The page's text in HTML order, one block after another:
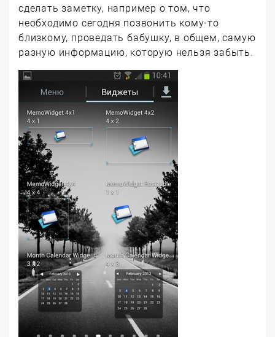
сделать заметку, например о том, что
необходимо сегодня позвонить кому-то
близкому, проведать бабушку, в общем, самую
разную информацию, которую нельзя забыть.